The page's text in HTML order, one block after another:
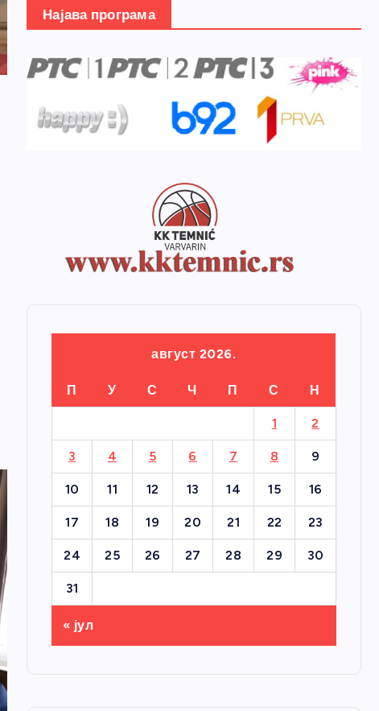
Најава програма
август 2026.
П У С Ч П С Н
1 2
3 4 5 6 7 8 9
10 11 12 13 14 15 16
17 18 19 20 21 22 23
24 25 26 27 28 29 30
31
« јул